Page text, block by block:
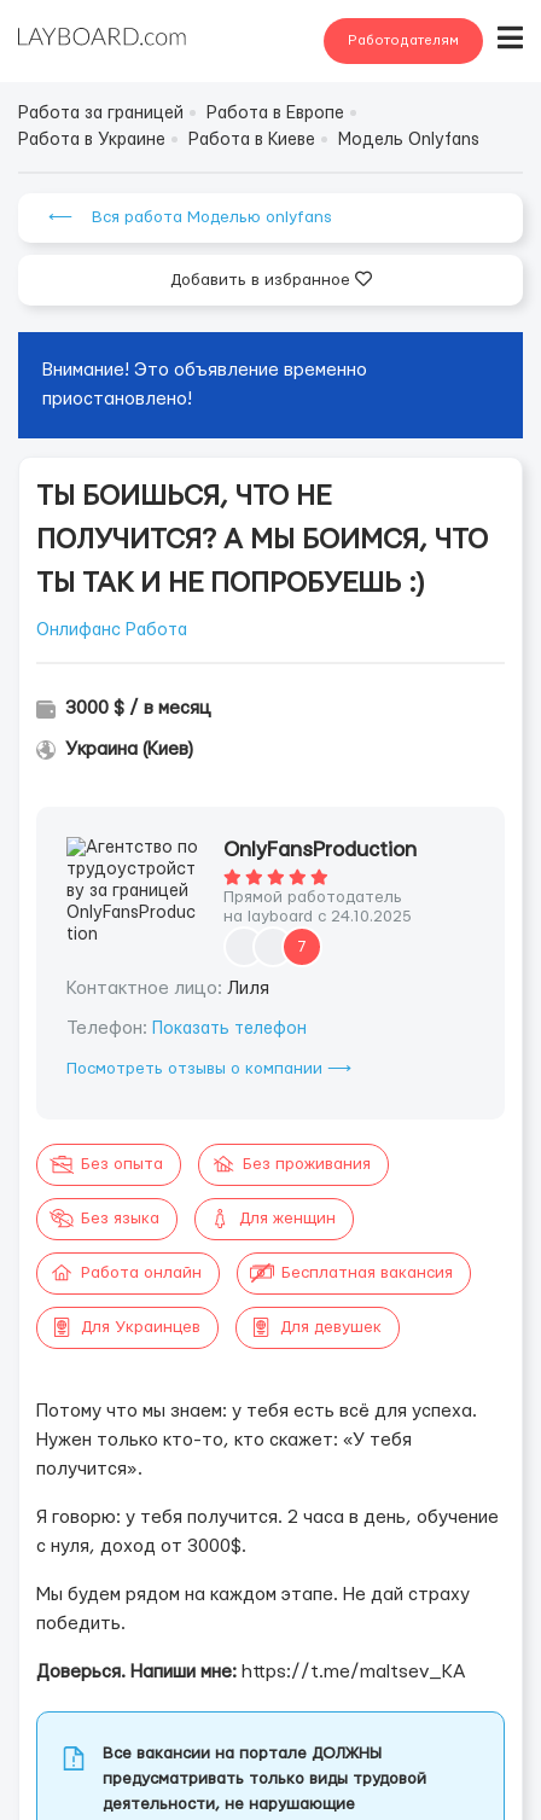
Работодателям
Работа за границей
Работа в Европе
Работа в Украине
Работа в Киеве Модель Onlyfans
⟵ Вся работа Моделью onlyfans
Добавить в избранное
Внимание! Это объявление временно
приостановлено!
ТЫ БОИШЬСЯ, ЧТО НЕ
ПОЛУЧИТСЯ? А МЫ БОИМСЯ, ЧТО
ТЫ ТАК И НЕ ПОПРОБУЕШЬ :)
Онлифанс Работа
3000 $ / в месяц
Украина (Киев)
OnlyFansProduction
Прямой работодатель
на layboard с 24.10.2025
7
Контактное лицо: Лиля
Телефон: Показать телефон
Посмотреть отзывы о компании ⟶
Без опыта Без проживания
Без языка Для женщин
Работа онлайн Бесплатная вакансия
Для Украинцев Для девушек
Потому что мы знаем: у тебя есть всё для успеха.
Нужен только кто-то, кто скажет: «У тебя
получится».
Я говорю: у тебя получится. 2 часа в день, обучение
с нуля, доход от 3000$.
Мы будем рядом на каждом этапе. Не дай страху
победить.
Доверься. Напиши мне: https://t.me/maltsev_KA
Все вакансии на портале ДОЛЖНЫ
предусматривать только виды трудовой
деятельности, не нарушающие